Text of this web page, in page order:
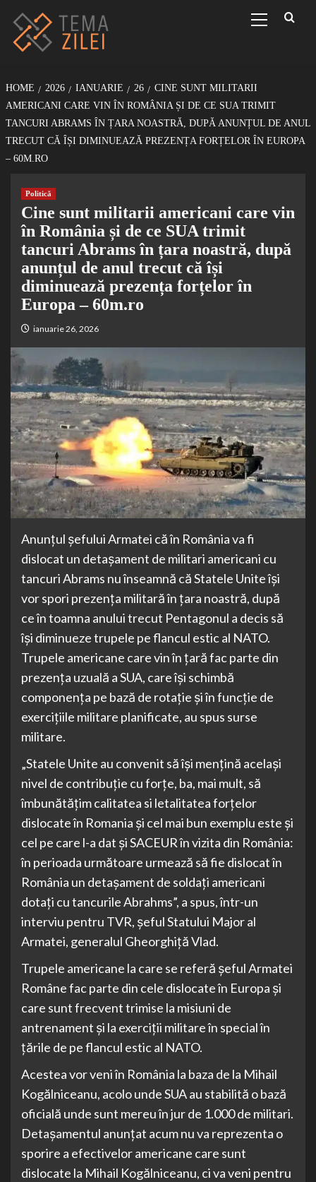
conținut
Menu
HOME 2026 IANUARIE 26
CINE SUNT MILITARII
AMERICANI CARE VIN ÎN ROMÂNIA ȘI DE CE SUA TRIMIT
TANCURI ABRAMS ÎN ȚARA NOASTRĂ, DUPĂ ANUNȚUL DE ANUL
TRECUT CĂ ÎȘI DIMINUEAZĂ PREZENȚA FORȚELOR ÎN EUROPA
– 60M.RO
Politică
Cine sunt militarii americani care vin
în România și de ce SUA trimit
tancuri Abrams în țara noastră, după
anunțul de anul trecut că își
diminuează prezența forțelor în
Europa – 60m.ro
ianuarie 26, 2026
Anunțul șefului Armatei că în România va fi
dislocat un detașament de militari americani cu
tancuri Abrams nu înseamnă că Statele Unite își
vor spori prezența militară în țara noastră, după
ce în toamna anului trecut Pentagonul a decis să
își diminueze trupele pe flancul estic al NATO.
Trupele americane care vin în țară fac parte din
prezența uzuală a SUA, care își schimbă
componența pe bază de rotație și în funcție de
exercițiile militare planificate, au spus surse
militare.
„Statele Unite au convenit să își mențină același
nivel de contribuție cu forțe, ba, mai mult, să
îmbunătățim calitatea si letalitatea forțelor
dislocate în Romania și cel mai bun exemplu este și
cel pe care l-a dat și SACEUR în vizita din România:
în perioada următoare urmează să fie dislocat în
România un detașament de soldați americani
dotați cu tancurile Abrahms”, a spus, într-un
interviu pentru TVR, șeful Statului Major al
Armatei, generalul Gheorghiță Vlad.
Trupele americane la care se referă șeful Armatei
Române fac parte din cele dislocate în Europa și
care sunt frecvent trimise la misiuni de
antrenament și la exerciții militare în special în
țările de pe flancul estic al NATO.
Acestea vor veni în România la baza de la Mihail
Kogălniceanu, acolo unde SUA au stabilită o bază
oficială unde sunt mereu în jur de 1.000 de militari.
Detașamentul anunțat acum nu va reprezenta o
sporire a efectivelor americane care sunt
dislocate la Mihail Kogălniceanu, ci va veni pentru